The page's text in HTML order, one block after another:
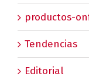
productos-
Tendencias
Editorial